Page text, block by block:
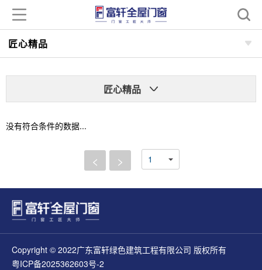
匠心精品
匠心精品
没有符合条件的数据...
< >
Copyright © 2022广东富轩绿色建筑工程有限公司 版权所有
粤ICP备2025362603号-2